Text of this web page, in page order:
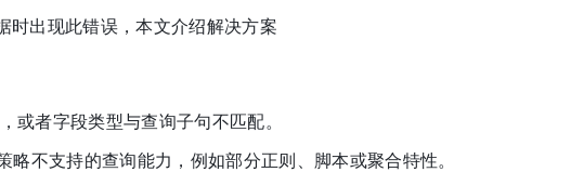
时出现此错误，本文介绍解决方案
或者字段类型与查询子句不匹配。
略不支持的查询能力，例如部分正则、脚本或聚合特性。